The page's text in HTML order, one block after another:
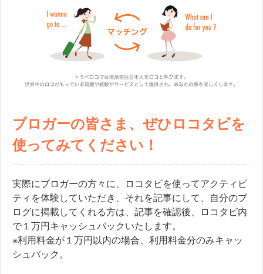
ブロガーの皆さま 、ぜひロコタビを
使ってみてください！
実際にブロガーの方々に、ロコタビを使ってアクティビ
ティを体験していただき、それを記事にして、自分のブ
ログに掲載してくれる方は、記事を確認後、ロコタビ内
で１万円キャッシュバックいたします。
※利用料金が１万円以内の場合、利用料金分のみキャッ
シュバック。